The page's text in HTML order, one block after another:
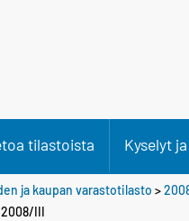
tilastoista Kyselyt
ja kaupan varastotilasto >
III